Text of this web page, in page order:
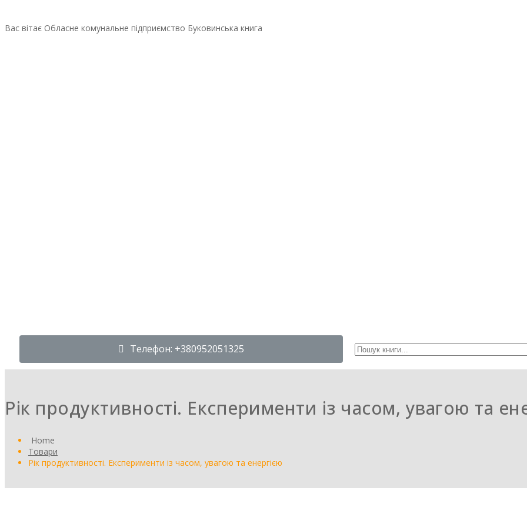
Вас вітає Обласне комунальне підприємство Буковинська книга
Телефон: +380952051325
Рік продуктивності. Експерименти із часом, увагою та
Home
Товари
Рік продуктивності. Експерименти із часом, увагою та енергією